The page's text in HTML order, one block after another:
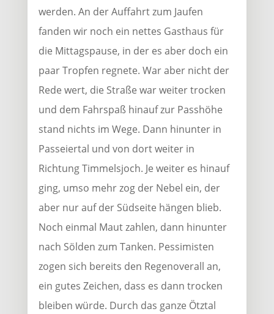
werden. An der Auffahrt zum Jaufen
fanden wir noch ein nettes Gasthaus für
die Mittagspause, in der es aber doch ein
paar Tropfen regnete. War aber nicht der
Rede wert, die Straße war weiter trocken
und dem Fahrspaß hinauf zur Passhöhe
stand nichts im Wege. Dann hinunter in
Passeiertal und von dort weiter in
Richtung Timmelsjoch. Je weiter es hinauf
ging, umso mehr zog der Nebel ein, der
aber nur auf der Südseite hängen blieb.
Noch einmal Maut zahlen, dann hinunter
nach Sölden zum Tanken. Pessimisten
zogen sich bereits den Regenoverall an,
ein gutes Zeichen, dass es dann trocken
bleiben würde. Durch das ganze Ötztal